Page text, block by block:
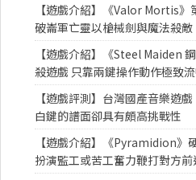
【遊戲介紹】《Valor Mortis
破崙軍亡靈以槍械劍與魔法殺敵
【遊戲介紹】《Steel Maiden
殺遊戲 只靠兩鍵操作動作極致
【遊戲評測】台灣國產音樂遊
白鍵的譜面卻具有頗高挑戰性
【遊戲介紹】《Pyramidion》
扮演監工或苦工奮力鞭打對方前